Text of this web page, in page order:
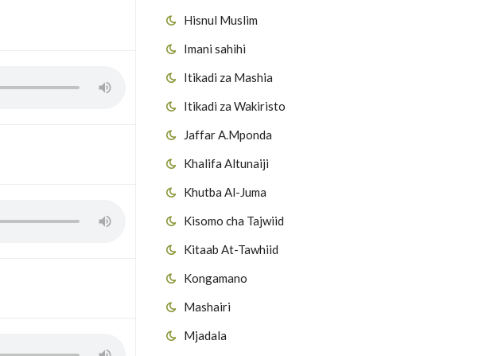
Hisnul Muslim
Imani sahihi
Itikadi za Mashia
Itikadi za Wakiristo
Jaffar A.Mponda
Khalifa Altunaiji
Khutba Al-Juma
Kisomo cha Tajwiid
Kitaab At-Tawhiid
Kongamano
Mashairi
Mjadala